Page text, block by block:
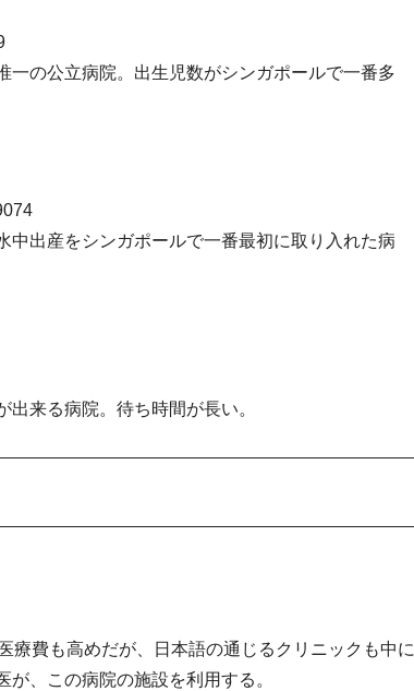
一の公立病院。出生児数がシンガポールで一番多
中出産をシンガポールで一番最初に取り入れた病
来る病院。待ち時間が長い。
療費も高めだが、日本語の通じるクリニックも中に
、この病院の施設を利用する。